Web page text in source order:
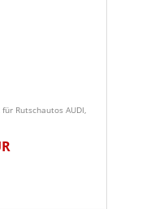
für Rutschautos AUDI,